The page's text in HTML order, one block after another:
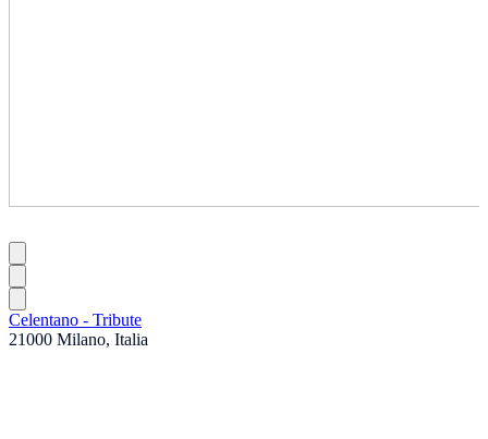
Celentano - Tribute
21000 Milano, Italia